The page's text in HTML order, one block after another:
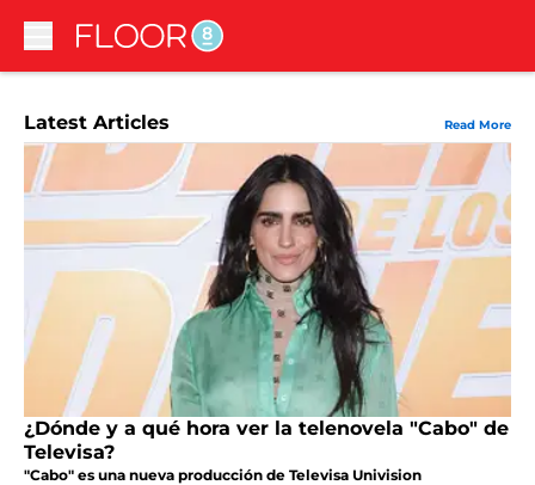
Latest Articles Read More
¿Dónde y a qué hora ver la telenovela "Cabo" de
Televisa?
"Cabo" es una nueva producción de Televisa Univision